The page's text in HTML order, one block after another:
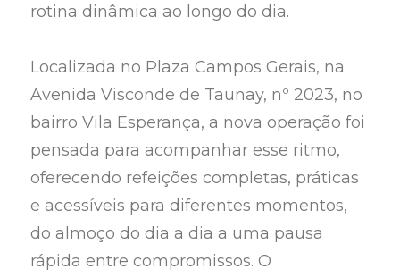
rotina dinâmica ao longo do dia.
Localizada no Plaza Campos Gerais, na
Avenida Visconde de Taunay, nº 2023, no
bairro Vila Esperança, a nova operação foi
pensada para acompanhar esse ritmo,
oferecendo refeições completas, práticas
e acessíveis para diferentes momentos,
do almoço do dia a dia a uma pausa
rápida entre compromissos. O